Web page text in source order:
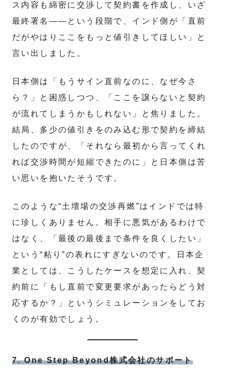
ス内容も綿密に交渉して契約書を作成し、いざ
最終署名――という段階で、インド側が「直前
だがやはりここをもっと値引きしてほしい」と
言い出しました。
日本側は「もうサイン直前なのに、なぜ今さ
ら？」と困惑しつつ、「ここを譲らないと契約
が流れてしまうかもしれない」と焦りました。
結局、多少の値引きをのみ込む形で契約を締結
したのですが、「それなら最初から言ってくれ
れば交渉時間が短縮できたのに」と日本側は苦
い思いを抱いたそうです。
このような“土壇場の交渉再燃”はインドでは特
に珍しくありません。相手に悪気があるわけで
はなく、「最後の最後まで条件を良くしたい」
という“粘り”の表れにすぎないのです。日本企
業としては、こうしたケースを想定に入れ、契
約前に「もし直前で変更要求があったらどう対
応するか？」というシミュレーションをしてお
くのが有効でしょう。
7. One Step Beyond株式会社のサポート